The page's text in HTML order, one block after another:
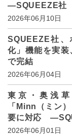
―SQUEEZE社
2026年06月10日
SQUEEZE社
化」機能を実装
で完結
2026年06月04日
東京・奥浅
「Minn（ミン
要に対応
2026年06月01日